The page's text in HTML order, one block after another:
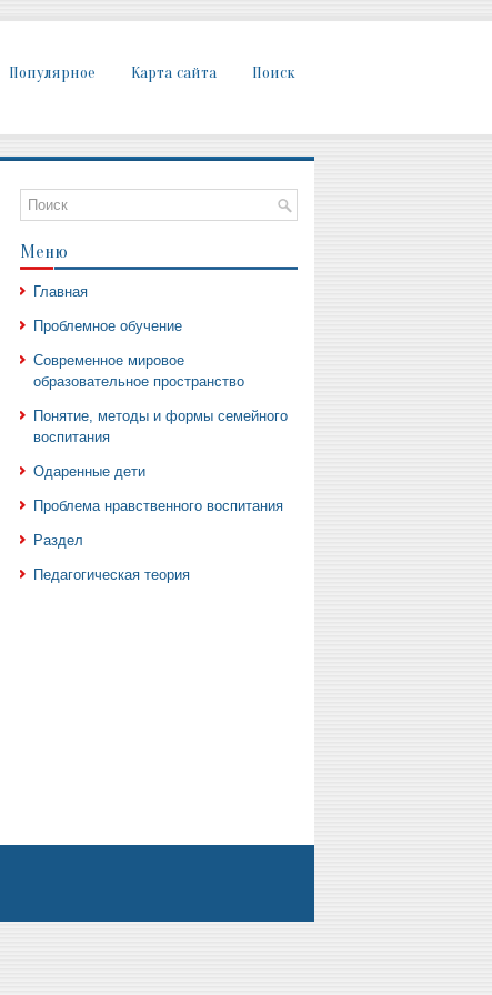
Популярное Карта сайта Поиск
Меню
Главная
Проблемное обучение
Современное мировое
образовательное пространство
Понятие, методы и формы семейного
воспитания
Одаренные дети
Проблема нравственного воспитания
Раздел
Педагогическая теория